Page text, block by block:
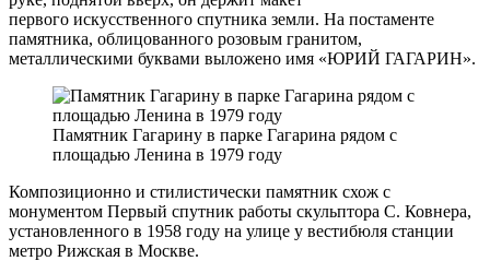
первого искусственного спутника земли. На постаменте
памятника, облицованного розовым гранитом,
металлическими буквами выложено имя «ЮРИЙ ГАГАРИН».
Памятник Гагарину в парке Гагарина рядом с
площадью Ленина в 1979 году
Композиционно и стилистически памятник схож с
монументом Первый спутник работы скульптора С. Ковнера,
установленного в 1958 году на улице у вестибюля станции
метро Рижская в Москве.